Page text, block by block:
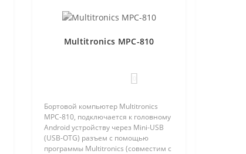
Multitronics MPC-810
Бортовой компьютер Multitronics
MPC-810, подключается к головному
Android устройству через Mini-USB
(USB-OTG) разъем с помощью
программы Multitronics (совместим с